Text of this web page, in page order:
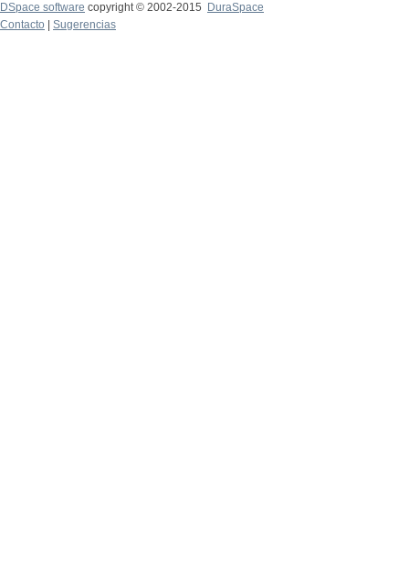
DSpace software copyright © 2002-2015
DuraSpace
Contacto
Sugerencias